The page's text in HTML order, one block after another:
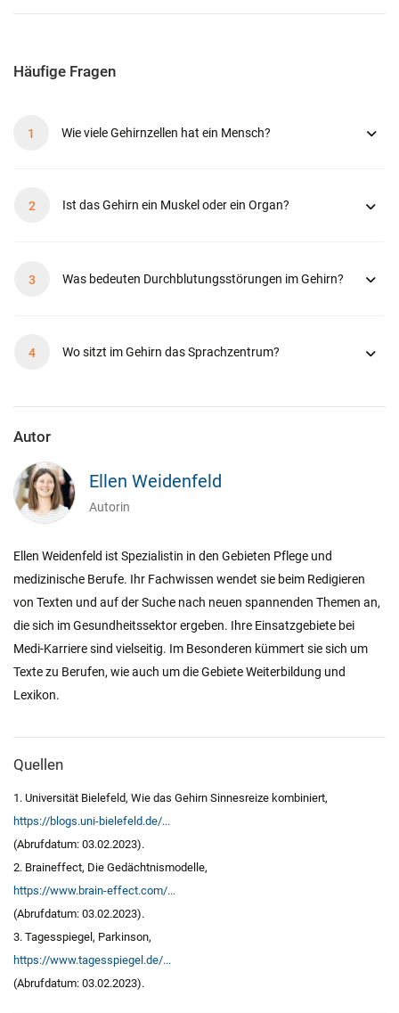
Häufige Fragen
Wie viele Gehirnzellen hat ein Mensch?
Ist das Gehirn ein Muskel oder ein Organ?
Was bedeuten Durchblutungsstörungen im Gehirn?
Wo sitzt im Gehirn das Sprachzentrum?
Autor
Ellen Weidenfeld
Autorin
Ellen Weidenfeld ist Spezialistin in den Gebieten Pflege und
medizinische Berufe. Ihr Fachwissen wendet sie beim Redigieren
von Texten und auf der Suche nach neuen spannenden Themen an,
die sich im Gesundheitssektor ergeben. Ihre Einsatzgebiete bei
Medi-Karriere sind vielseitig. Im Besonderen kümmert sie sich um
Texte zu Berufen, wie auch um die Gebiete Weiterbildung und
Lexikon.
Quellen
1. Universität Bielefeld, Wie das Gehirn Sinnesreize kombiniert,
https://blogs.uni-bielefeld.de/...
(Abrufdatum: 03.02.2023).
2. Braineffect, Die Gedächtnismodelle,
https://www.brain-effect.com/...
(Abrufdatum: 03.02.2023).
3. Tagesspiegel, Parkinson,
https://www.tagesspiegel.de/...
(Abrufdatum: 03.02.2023).